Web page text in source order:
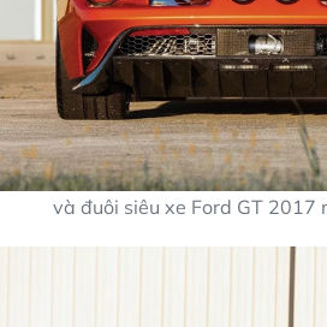
và đuôi siêu xe Ford GT 2017